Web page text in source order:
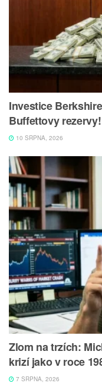
Investice
Buffettovy rezervy!
10 SRPNA, 2026
Zlom na trzích:
krizí jako v roce
7 SRPNA, 2026